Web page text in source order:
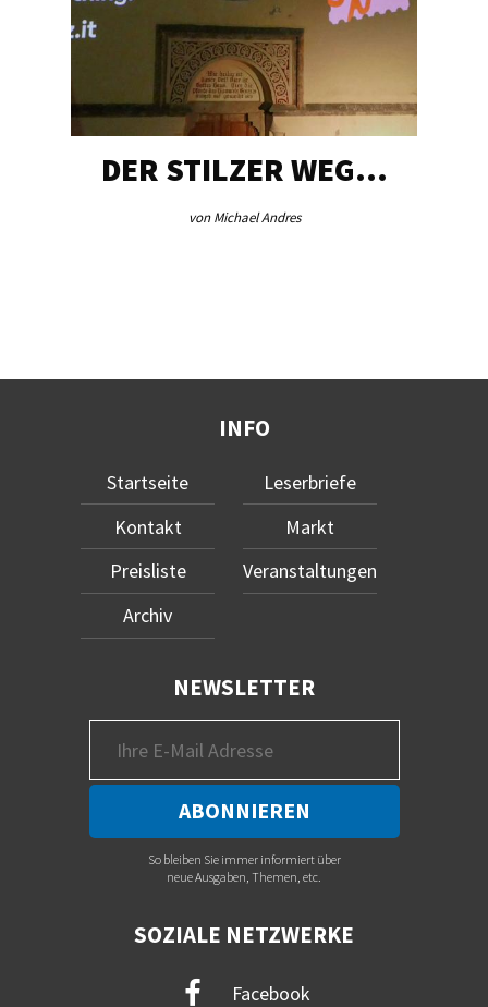
DER STILZER WEG…
von Michael Andres
INFO
Startseite
Kontakt
Preisliste
Archiv
Leserbriefe
Markt
Veranstaltungen
NEWSLETTER
So bleiben Sie immer informiert über
neue Ausgaben, Themen, etc.
SOZIALE NETZWERKE
Facebook